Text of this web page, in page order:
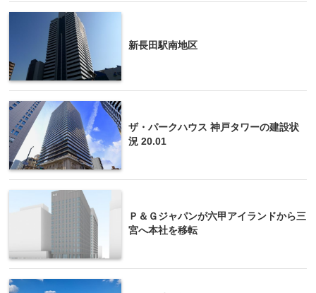
新長田駅南地区
ザ・パークハウス 神戸タワーの建設状
況 20.01
Ｐ＆Ｇジャパンが六甲アイランドから三
宮へ本社を移転